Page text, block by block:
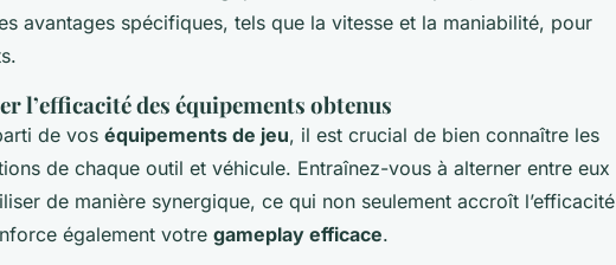
avantages spécifiques, tels que la vitesse et la maniabilité, pour
l’efficacité des équipements obtenus
de vos équipements de jeu, il est crucial de bien connaître les
de chaque outil et véhicule. Entraînez-vous à alterner entre eux
de manière synergique, ce qui non seulement accroît l’efficacité
également votre gameplay efficace.